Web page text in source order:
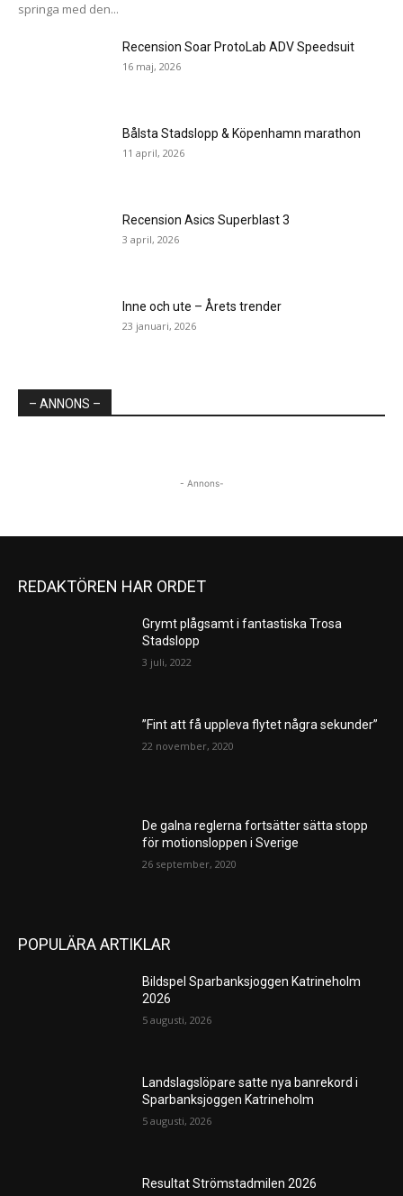
springa med den...
Recension Soar ProtoLab ADV Speedsuit
16 maj, 2026
Bålsta Stadslopp & Köpenhamn marathon
11 april, 2026
Recension Asics Superblast 3
3 april, 2026
Inne och ute – Årets trender
23 januari, 2026
– ANNONS –
- Annons-
REDAKTÖREN HAR ORDET
Grymt plågsamt i fantastiska Trosa
Stadslopp
3 juli, 2022
”Fint att få uppleva flytet några sekunder”
22 november, 2020
De galna reglerna fortsätter sätta stopp
för motionsloppen i Sverige
26 september, 2020
POPULÄRA ARTIKLAR
Bildspel Sparbanksjoggen Katrineholm
2026
5 augusti, 2026
Landslagslöpare satte nya banrekord i
Sparbanksjoggen Katrineholm
5 augusti, 2026
Resultat Strömstadmilen 2026